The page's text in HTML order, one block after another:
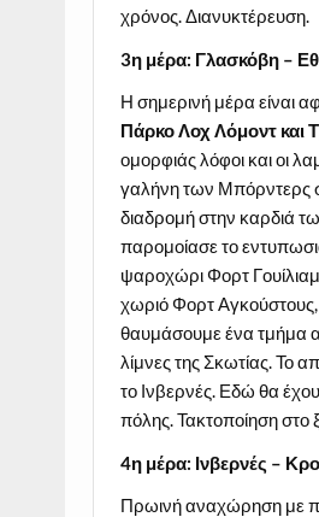
χρόνος. Διανυκτέρευση.
3η μέρα: Γλασκόβη –
Η σημερινή μέρα είναι
Πάρκο Λοχ Λόμοντ και
ομορφιάς λόφοι και οι
γαλήνη των Μπόρντερς
διαδρομή στην καρδιά
παρομοίασε το
ψαροχώρι Φορτ
χωριό Φορτ Αγκούστους,
θαυμάσουμε ένα τμήμα
λίμνες της Σκωτίας. Το
το Ινβερνές. Εδώ θα
πόλης. Τακτοποίηση στο
4η μέρα: Ινβερνές –
Πρωινή αναχώρηση με